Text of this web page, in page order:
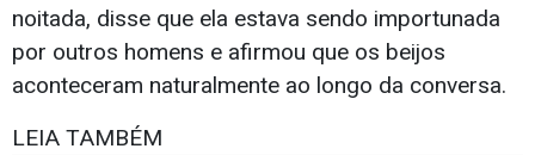
noitada, disse que ela estava sendo importunada
por outros homens e afirmou que os beijos
aconteceram naturalmente ao longo da conversa.
LEIA TAMBÉM